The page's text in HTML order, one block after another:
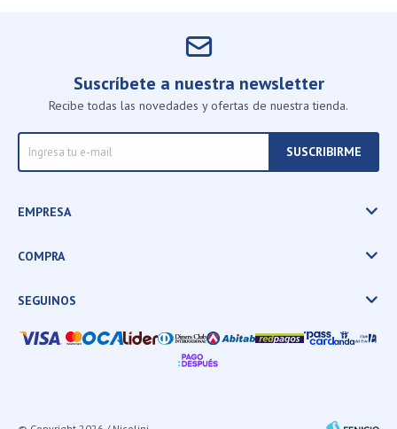
Suscríbete a nuestra newsletter
Recibe todas las novedades y ofertas de nuestra tienda.
SUSCRIBIRME
EMPRESA
COMPRA
SEGUINOS